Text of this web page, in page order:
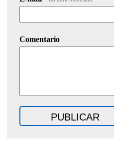
Comentario